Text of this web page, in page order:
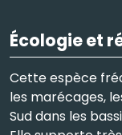
Écologie et
Cette espèce
les marécages,
Sud dans les